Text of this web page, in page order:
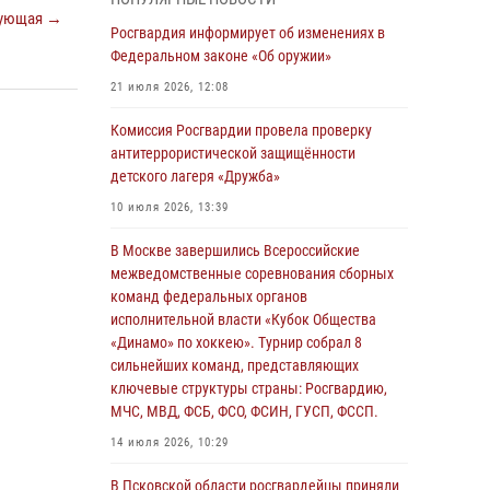
→
Генерал-полковник Юрий Аверин выступил на
смыслов»
03 августа 2026, 17:21
03 августа 2026, 14:10
Росгвардейцы принимают участие в
обеспечении общественной безопасности во
время празднования Дня ВДВ
02 августа 2026, 13:28
За минувшие сутки Псковские росгвардейцы
выезжали два раза на улицу Труда
Росгвардия информирует об изменениях в
Федеральном законе «Об оружии»
21 июля 2026, 12:08
Комиссия Росгвардии провела проверку
антитеррористической защищённости
детского лагеря «Дружба»
10 июля 2026, 13:39
В Москве завершились Всероссийские
межведомственные соревнования сборных
команд федеральных органов
исполнительной власти «Кубок Общества
«Динамо» по хоккею». Турнир собрал 8
сильнейших команд, представляющих
ключевые структуры страны: Росгвардию,
МЧС, МВД, ФСБ, ФСО, ФСИН, ГУСП, ФССП.
14 июля 2026, 10:29
В Псковской области росгвардейцы приняли